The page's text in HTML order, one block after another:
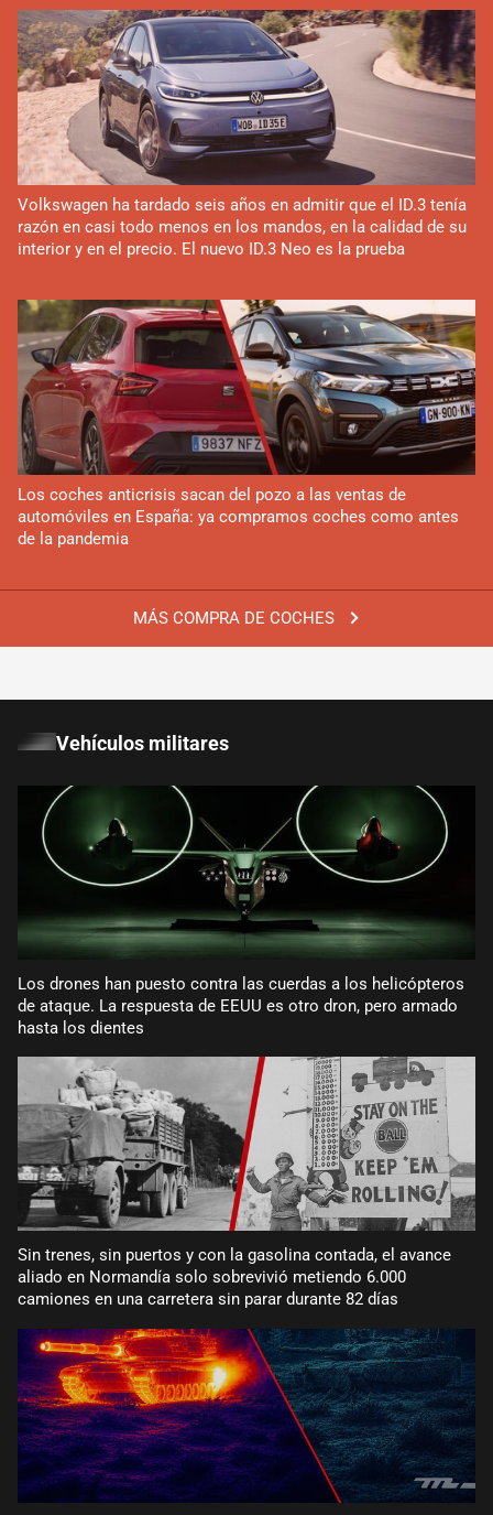
MÁS COMPRA DE COCHES
Volkswagen ha tardado seis años en admitir que el ID.3 tenía
razón en casi todo menos en los mandos, en la calidad de su
interior y en el precio. El nuevo ID.3 Neo es la prueba
Los coches anticrisis sacan del pozo a las ventas de
automóviles en España: ya compramos coches como antes
de la pandemia
Vehículos militares
Los drones han puesto contra las cuerdas a los helicópteros
de ataque. La respuesta de EEUU es otro dron, pero armado
hasta los dientes
Sin trenes, sin puertos y con la gasolina contada, el avance
aliado en Normandía solo sobrevivió metiendo 6.000
camiones en una carretera sin parar durante 82 días